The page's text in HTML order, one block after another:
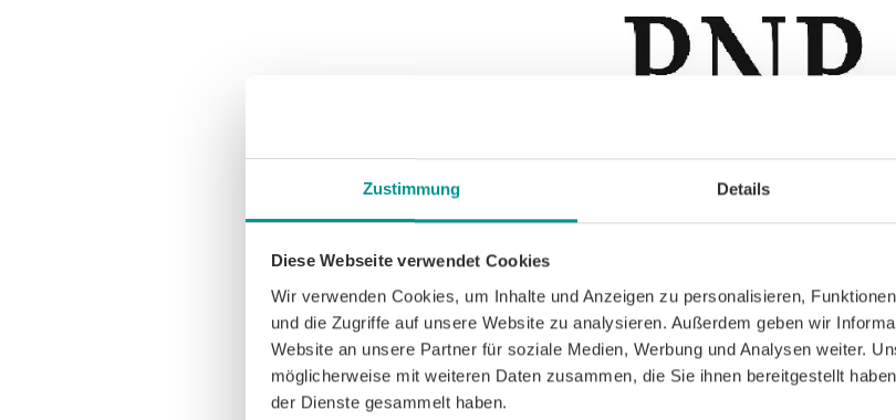
Zustimmung Details
Diese Webseite verwendet Cookies
Wir verwenden Cookies, um Inhalte und Anzeigen zu personalisieren,
und die Zugriffe auf unsere Website zu analysieren. Außerdem geben wir
Website an unsere Partner für soziale Medien, Werbung und Analysen weiter.
möglicherweise mit weiteren Daten zusammen, die Sie ihnen bereitgestellt
der Dienste gesammelt haben.